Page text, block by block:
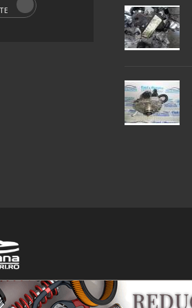
Toate drepturile rezervate.